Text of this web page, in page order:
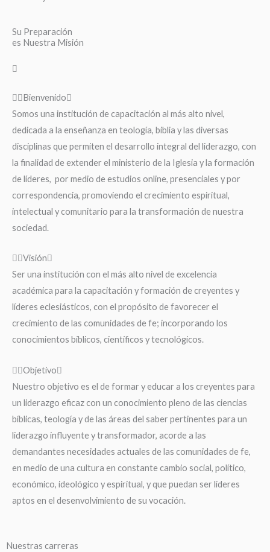
Su Preparación
es Nuestra Misión
Bienvenido
Somos una institución de capacitación al más alto nivel,
dedicada a la enseñanza en teología, biblia y las diversas
disciplinas que permiten el desarrollo integral del liderazgo, con
la finalidad de extender el ministerio de la Iglesia y la formación
de líderes, por medio de estudios online, presenciales y por
correspondencia, promoviendo el crecimiento espiritual,
intelectual y comunitario para la transformación de nuestra
sociedad.
Visión
Ser una institución con el más alto nivel de excelencia
académica para la capacitación y formación de creyentes y
líderes eclesiásticos, con el propósito de favorecer el
crecimiento de las comunidades de fe; incorporando los
conocimientos bíblicos, científicos y tecnológicos.
Objetivo
Nuestro objetivo es el de formar y educar a los creyentes para
un liderazgo eficaz con un conocimiento pleno de las ciencias
bíblicas, teología y de las áreas del saber pertinentes para un
liderazgo influyente y transformador, acorde a las
demandantes necesidades actuales de las comunidades de fe,
en medio de una cultura en constante cambio social, político,
económico, ideológico y espiritual, y que puedan ser líderes
aptos en el desenvolvimiento de su vocación.
Nuestras carreras